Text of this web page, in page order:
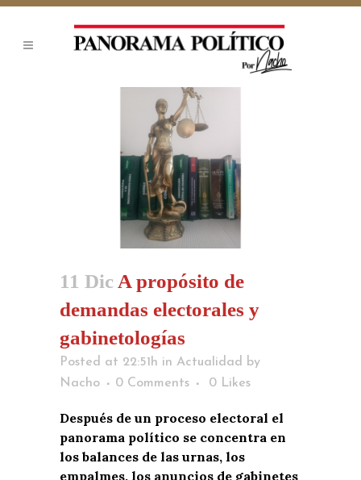
11 Dic A propósito de
demandas electorales y
gabinetologías
Posted at 22:51h in Actualidad
by
Nacho
0 Comments 0 Likes
Después de un proceso electoral el
panorama político se concentra en
los balances de las urnas, los
empalmes, los anuncios de gabinetes